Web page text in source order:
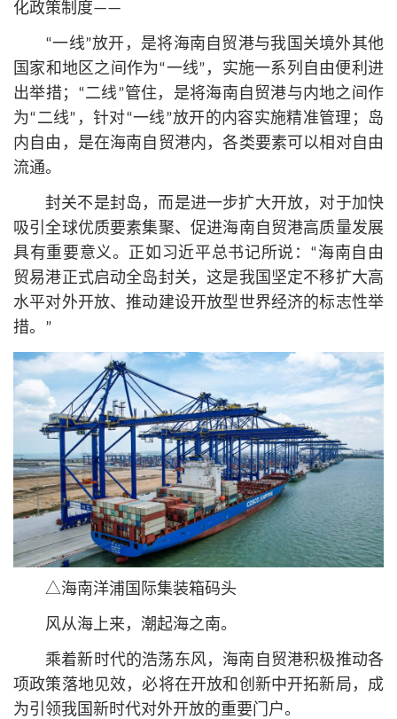
化政策制度——
“一线”放开，是将海南自贸港与我国关境外其他
国家和地区之间作为“一线”，实施一系列自由便利进
出举措；“二线”管住，是将海南自贸港与内地之间作
为“二线”，针对“一线”放开的内容实施精准管理；岛
内自由，是在海南自贸港内，各类要素可以相对自由
流通。
封关不是封岛，而是进一步扩大开放，对于加快
吸引全球优质要素集聚、促进海南自贸港高质量发展
具有重要意义。正如习近平总书记所说：“海南自由
贸易港正式启动全岛封关，这是我国坚定不移扩大高
水平对外开放、推动建设开放型世界经济的标志性举
措。”
△海南洋浦国际集装箱码头
风从海上来，潮起海之南。
乘着新时代的浩荡东风，海南自贸港积极推动各
项政策落地见效，必将在开放和创新中开拓新局，成
为引领我国新时代对外开放的重要门户。